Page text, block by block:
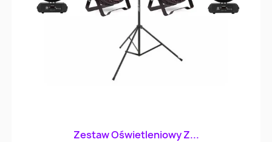
Zestaw Oświetleniowy Z...